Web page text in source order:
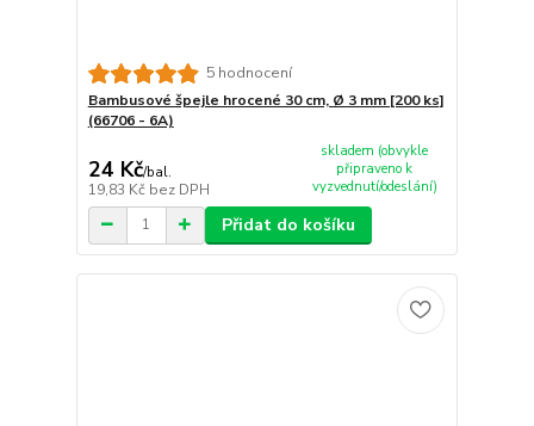
5 hodnocení
Bambusové špejle hrocené 30 cm, Ø 3 mm [200 ks]
(66706 - 6A)
24 Kč/bal.
19,83 Kč bez DPH
skladem (obvykle
připraveno k
vyzvednutí/odeslání)
Přidat do košíku